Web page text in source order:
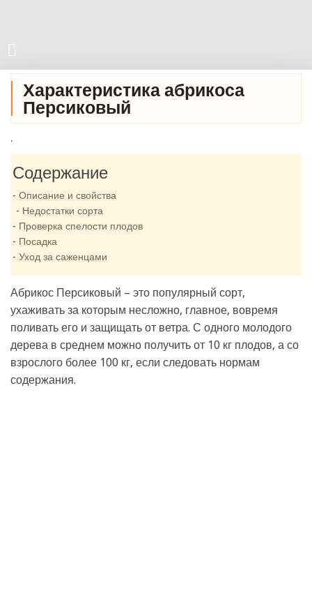
Характеристика абрикоса
Персиковый
.
Содержание
Описание и свойства
Недостатки сорта
Проверка спелости плодов
Посадка
Уход за саженцами
Абрикос Персиковый – это популярный сорт,
ухаживать за которым несложно, главное, вовремя
поливать его и защищать от ветра. С одного молодого
дерева в среднем можно получить от 10 кг плодов, а со
взрослого более 100 кг, если следовать нормам
содержания.